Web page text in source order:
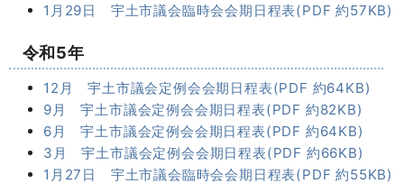
1月29日 宇土市議会臨時会会期日程表(PDF 約57KB)
令和5年
12月 宇土市議会定例会会期日程表(PDF 約64KB)
9月 宇土市議会定例会会期日程表(PDF 約82KB)
6月 宇土市議会定例会会期日程表(PDF 約64KB)
3月 宇土市議会定例会会期日程表(PDF 約66KB)
1月27日 宇土市議会臨時会会期日程表(PDF 約55KB)